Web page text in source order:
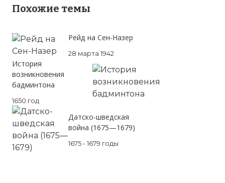
Похожие темы
Рейд на Сен-Назер
28 марта 1942
История
возникновения
бадминтона
1650 год
Датско-шведская
война (1675—1679)
1675 - 1679 годы